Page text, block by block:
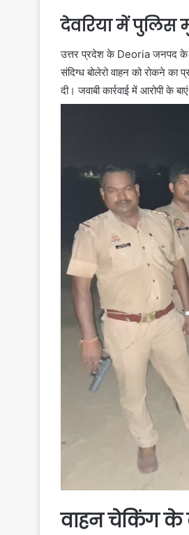
देवरिया में पुलिस
उत्तर प्रदेश के Deoriaजनपद के
संदिग्ध बोलेरो वाहन को रोकने
दी। जवाबी कार्रवाई में आरोपी के
वाहन चेकिंग के